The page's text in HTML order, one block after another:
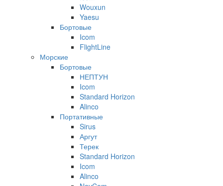
Wouxun
Yaesu
Бортовые
Icom
FlightLine
Морские
Бортовые
НЕПТУН
Icom
Standard Horizon
Alinco
Портативные
Sirus
Аргут
Терек
Standard Horizon
Icom
Alinco